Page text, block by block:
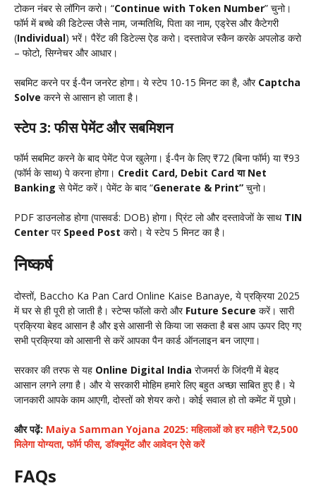
टोकन नंबर से लॉगिन करो। “Continue with Token Number” चुनो।
फॉर्म में बच्चे की डिटेल्स जैसे नाम, जन्मतिथि, पिता का नाम, एड्रेस और कैटेगरी
(Individual) भरें। पैरेंट की डिटेल्स ऐड करो। दस्तावेज स्कैन करके अपलोड करो
– फोटो, सिग्नेचर और आधार।
सबमिट करने पर ई-पैन जनरेट होगा। ये स्टेप 10-15 मिनट का है, और Captcha
Solve करने से आसान हो जाता है।
स्टेप 3: फीस पेमेंट और सबमिशन
फॉर्म सबमिट करने के बाद पेमेंट पेज खुलेगा। ई-पैन के लिए ₹72 (बिना फॉर्म) या ₹93
(फॉर्म के साथ) पे करना होगा। Credit Card, Debit Card या Net
Banking से पेमेंट करें। पेमेंट के बाद “Generate & Print” चुनो।
PDF डाउनलोड होगा (पासवर्ड: DOB) होगा। प्रिंट लो और दस्तावेजों के साथ TIN
Center पर Speed Post करो। ये स्टेप 5 मिनट का है।
निष्कर्ष
दोस्तों, Baccho Ka Pan Card Online Kaise Banaye, ये प्रक्रिया 2025
में घर से ही पूरी हो जाती है। स्टेप्स फॉलो करो और Future Secure करें। सारी
प्रक्रिया बेहद आसान है और इसे आसानी से किया जा सकता है बस आप ऊपर दिए गए
सभी प्रक्रिया को आसानी से करें आपका पैन कार्ड ऑनलाइन बन जाएगा।
सरकार की तरफ से यह Online Digital India रोजमर्रा के जिंदगी में बेहद
आसान लगने लगा है। और ये सरकारी मोहिम हमारे लिए बहुत अच्छा साबित हुए है। ये
जानकारी आपके काम आएगी, दोस्तों को शेयर करो। कोई सवाल हो तो कमेंट में पूछो।
और पढ़ें: Maiya Samman Yojana 2025: महिलाओं को हर महीने ₹2,500
मिलेगा योग्यता, फॉर्म फीस, डॉक्यूमेंट और आवेदन ऐसे करें
FAQs